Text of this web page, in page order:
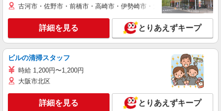
古河市・佐野市・前橋市・高崎市・伊勢崎市・太田市・館林市・藤
詳細を見る とりあえずキープ
ビルの清掃スタッフ
時給 1,200円〜1,200円
大阪市北区
詳細を見る とりあえずキープ